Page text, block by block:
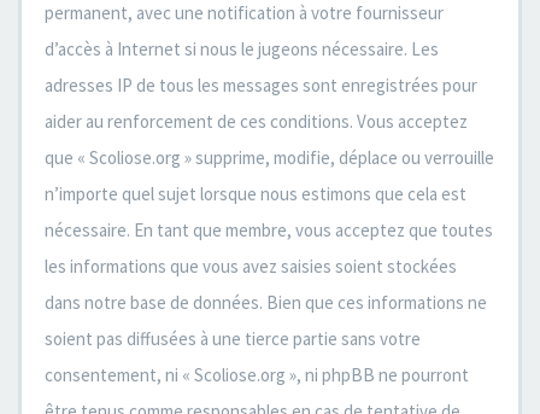
permanent, avec une notification à votre fournisseur
d’accès à Internet si nous le jugeons nécessaire. Les
adresses IP de tous les messages sont enregistrées pour
aider au renforcement de ces conditions. Vous acceptez
que « Scoliose.org » supprime, modifie, déplace ou verrouille
n’importe quel sujet lorsque nous estimons que cela est
nécessaire. En tant que membre, vous acceptez que toutes
les informations que vous avez saisies soient stockées
dans notre base de données. Bien que ces informations ne
soient pas diffusées à une tierce partie sans votre
consentement, ni « Scoliose.org », ni phpBB ne pourront